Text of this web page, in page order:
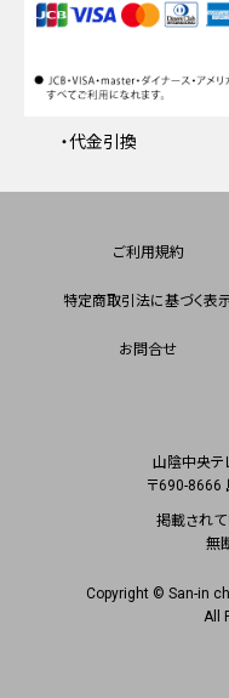
・代金引換
ご利用規約
特定商取引法に基づく表
お問合せ
山陰中央テ
〒690-8666
掲載されて
無
Copyright © San-in
All